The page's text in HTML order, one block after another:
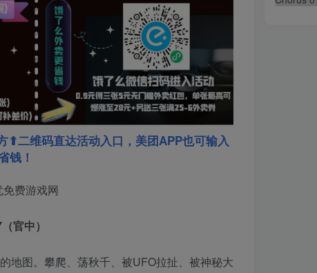
⬆二维码直达活动入口，美团APP也可输入
钱！
官中）
地图。攀爬、荡秋千、被UFO拉扯、被神秘大